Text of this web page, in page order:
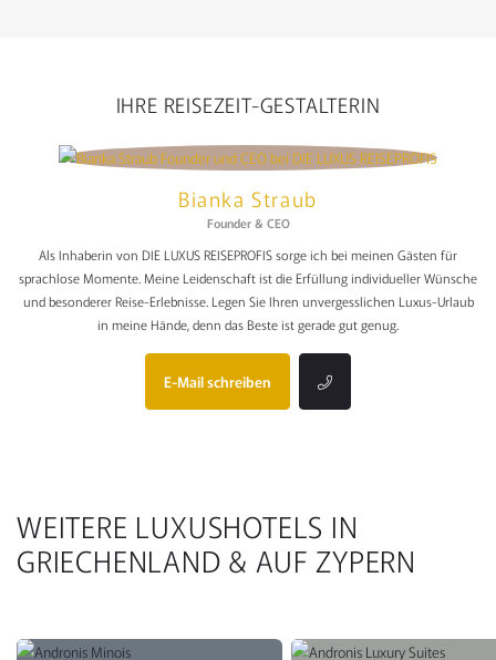
IHRE REISEZEIT-GESTALTERIN
Bianka Straub
Founder & CEO
Als Inhaberin von DIE LUXUS REISEPROFIS sorge ich bei meinen Gästen für
sprachlose Momente. Meine Leidenschaft ist die Erfüllung individueller Wünsche
und besonderer Reise-Erlebnisse. Legen Sie Ihren unvergesslichen Luxus-Urlaub
in meine Hände, denn das Beste ist gerade gut genug.
E-Mail schreiben
WEITERE LUXUSHOTELS IN
GRIECHENLAND & AUF ZYPERN